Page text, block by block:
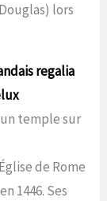
lors
temple sur
de Rome
1446. Ses